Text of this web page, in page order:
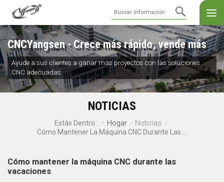
CNCYangsen - Crece más rápido, vende más
Ayude a sus clientes a ganar más proyectos con las soluciones
CNC adecuadas.
NOTICIAS
Estás Dentro : / Hogar / Noticias /
Cómo mantener la máquina CNC durante las
vacaciones